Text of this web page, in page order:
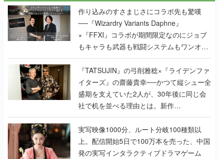
作り込みのすさまじさにコラボ先も驚嘆
──『Wizardry Variants Daphne』
×『FFXI』コラボが期間限定なのにジョブ
もキャラも武器も戦闘システムもワンオフ
で作り込まれた理由を両ディレクターに聞
く
『TATSUJIN』の弓削雅稔×『ライデンファ
イターズ』の齋藤貴幸──かつて縦シュー全
盛期を支えていた2人が、30年後に同じ会
社で机を並べる理由とは。新作
『TATSUJIN EXTREME』で初タッグを組
んだレジェンド2人に訊く開発秘話
実写映像1000分、ルート分岐100種類以
上。配信開始5日で100万本を売った、中国
発の実写インタラクティブドラマゲーム